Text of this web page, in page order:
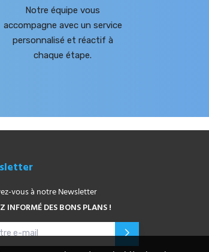
Notre équipe vous
accompagne avec un service
personnalisé et réactif à
chaque étape.
vous à notre Newsletter
INFORMÉ DES BONS PLANS !